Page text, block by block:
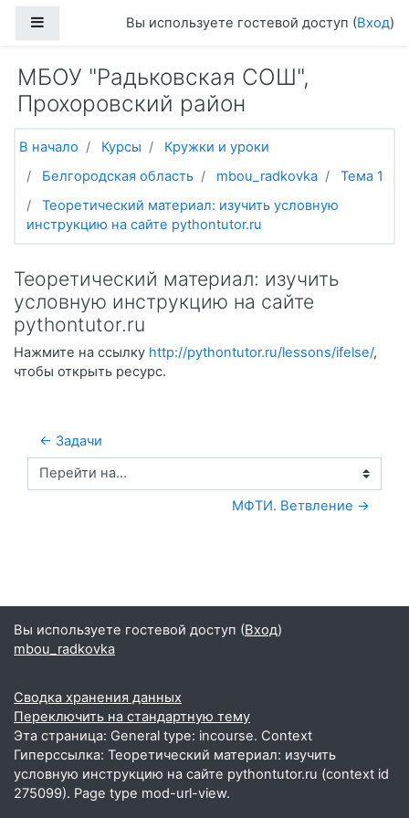
Боковая панельВы используете гостевой доступ (Вход)
МБОУ "Радьковская СОШ",
Прохоровский район
В начало Курсы
Кружки и уроки
Белгородская область
mbou_radkovka
Тема 1
Теоретический материал: изучить условную
инструкцию на сайте pythontutor.ru
Теоретический материал: изучить
условную инструкцию на сайте
pythontutor.ru
Нажмите на ссылку http://pythontutor.ru/lessons/ifelse/,
чтобы открыть ресурс.
← Задачи
Перейти на...
МФТИ. Ветвление →
Вы используете гостевой доступ (Вход)
mbou_radkovka
Сводка хранения данных
Переключить на стандартную тему
Эта страница: General type: incourse. Context
Гиперссылка: Теоретический материал: изучить
условную инструкцию на сайте pythontutor.ru (context id
275099). Page type mod-url-view.